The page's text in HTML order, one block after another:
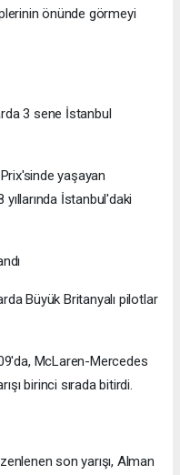
önünde görmeyi
3 sene İstanbul
yaşayan
İstanbul'daki
Büyük Britanyalı pilotlar
McLaren-Mercedes
birinci sırada bitirdi.
son yarışı, Alman